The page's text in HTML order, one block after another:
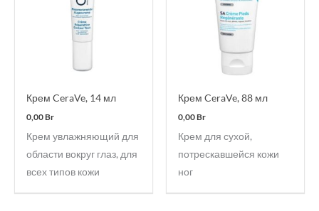
Крем CeraVe, 14 мл
0,00Br
Крем увлажняющий для
области вокруг глаз, для
всех типов кожи
Крем CeraVe, 88 мл
0,00Br
Крем для сухой,
потрескавшейся кожи
ног